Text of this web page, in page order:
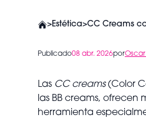
>Estética>CC Creams
Publicado08 abr. 2026por
Las CC creams(Color
las BB creams,
herramienta